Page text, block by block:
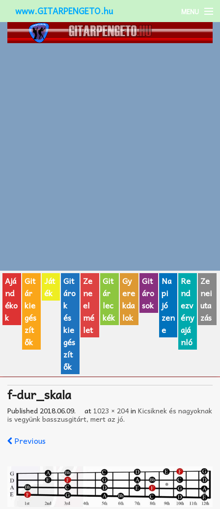
www.GITARPENGETO.hu MENU
Népszerű-
AJÁNDÉK ÖTLETEK
Vicces
GITÁR MÁRKÁK
TOP100 nóta
Zeneiskolák
Zeneszerzés alapjai
Akkord-kotta
Improvizáció
Ajá
nd
éko
k
Git
ár
kie
gés
zít
ők
Ját
ék
Git
áro
k
és
kie
gés
zít
ők
Ze
ne
el
mé
let
Git
ár
lec
kék
Gy
ere
kda
lok
Git
áro
sok
Na
pi
jó
zen
e
Re
nd
ezv
ény
ajá
nló
Ze
nei
uta
zás
f-dur_skala
Published 2018.06.09. at 1023 × 204in Kicsiknek és nagyoknak
is vegyünk basszusgitárt, mert az jó.
Previous